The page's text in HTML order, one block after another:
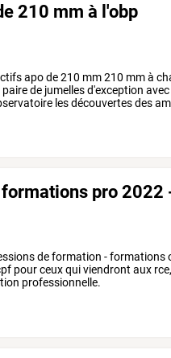
210 mm à l'obp
apode210 mm210 mmà
pairede jumellesd'exception avec
lesdécouvertesdes
pro 2022
de formation -
pour ceux qui viendront aux
professionnelle.